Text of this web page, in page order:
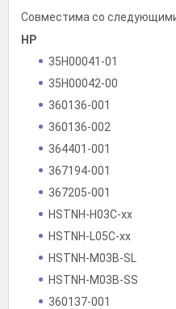
Совместима со
HP
35H00041-01
35H00042-00
360136-001
360136-002
364401-001
367194-001
367205-001
HSTNH-H03C-xx
HSTNH-L05C-xx
HSTNH-M03B-SL
HSTNH-M03B-SS
360137-001